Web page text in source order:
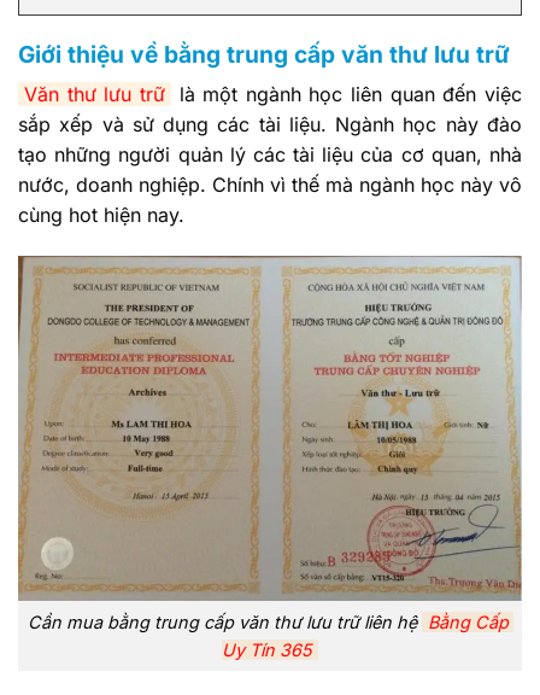
Giới thiệu về bằng trung cấp văn thư lưu trữ
Văn thư lưu trữ
là một ngành học liên quan đến việc
sắp xếp và sử dụng các tài liệu. Ngành học này đào
tạo những người quản lý các tài liệu của cơ quan, nhà
nước, doanh nghiệp. Chính vì thế mà ngành học này vô
cùng hot hiện nay.
Cần mua bằng trung cấp văn thư lưu trữ liên hệ Bằng Cấp
Uy Tín 365